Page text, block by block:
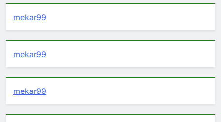
mekar99
mekar99
mekar99